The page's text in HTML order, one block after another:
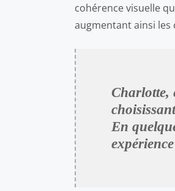
cohérence visuelle
augmentant ainsi les
Charlotte,
En